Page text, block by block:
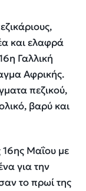
και ελαφρά
Γαλλική
Αφρικής.
πεζικού,
βαρύ και
16ης Μαΐου με
για την
το πρωί της